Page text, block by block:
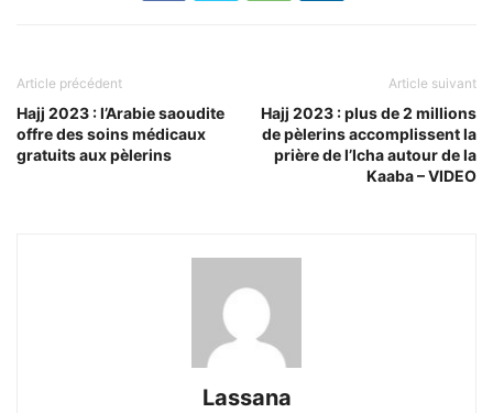
Article précédent
Hajj 2023 : l’Arabie saoudite
offre des soins médicaux
gratuits aux pèlerins
Article suivant
Hajj 2023 : plus de 2 millions
de pèlerins accomplissent la
prière de l’Icha autour de la
Kaaba – VIDEO
Lassana